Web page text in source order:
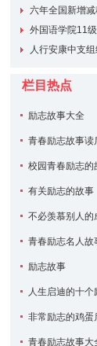
动日”启动仪式
六年全国新增
干
外国语学院11
举办成功
人行安康中支
栏目热点
励志故事大全
青春励志故事读
校园青春励志的
有关励志的故事
不必羡慕别人的
青春励志名人故
励志故事
人生启迪的十
非常励志的鸡蛋
青春励志故事大